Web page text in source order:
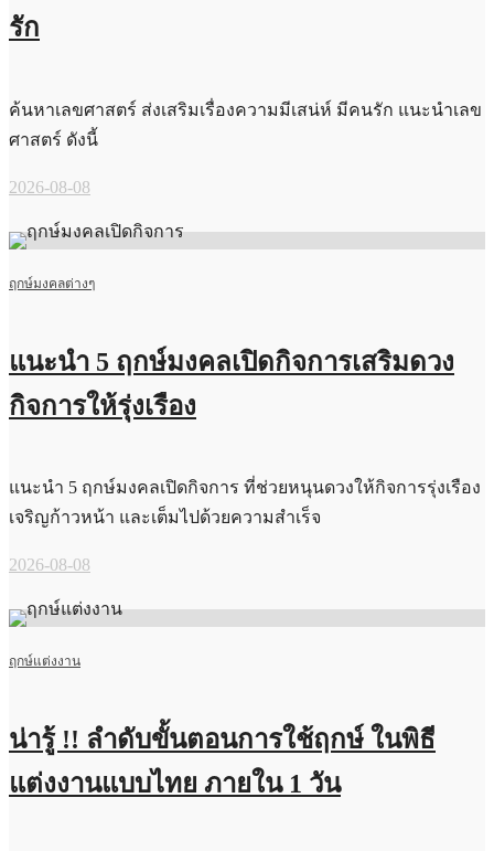
รัก
ค้นหาเลขศาสตร์ ส่งเสริมเรื่องความมีเสน่ห์ มีคนรัก แนะนำเลข
ศาสตร์ ดังนี้
2026-08-08
ฤกษ์มงคลต่างๆ
แนะนำ 5 ฤกษ์มงคลเปิดกิจการเสริมดวง
กิจการให้รุ่งเรือง
แนะนำ 5 ฤกษ์มงคลเปิดกิจการ ที่ช่วยหนุนดวงให้กิจการรุ่งเรือง
เจริญก้าวหน้า และเต็มไปด้วยความสำเร็จ
2026-08-08
ฤกษ์แต่งงาน
น่ารู้ !! ลำดับขั้นตอนการใช้ฤกษ์ ในพิธี
แต่งงานแบบไทย ภายใน 1 วัน